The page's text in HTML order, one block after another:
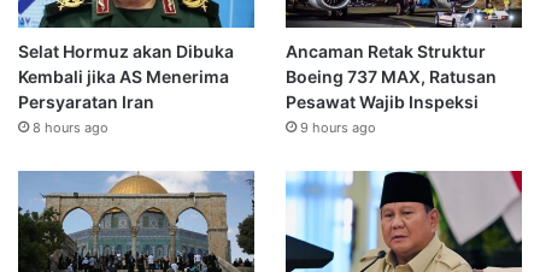
Selat Hormuz akan Dibuka
Kembali jika AS Menerima
Persyaratan Iran
8 hours ago
Ancaman Retak Struktur
Boeing 737 MAX, Ratusan
Pesawat Wajib Inspeksi
9 hours ago